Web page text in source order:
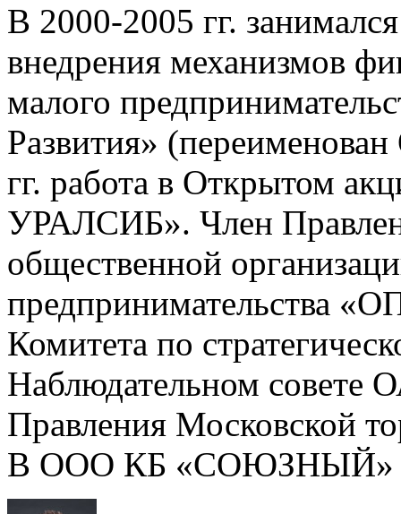
В 2000-2005 гг.
внедрения механизмов
малого
Развития»
гг. работа в Открытом
УРАЛСИБ». Член
общественной
предпринимательства
Комитета по
Наблюдательном
Правления Московской
В ООО КБ «СОЮЗНЫЙ»